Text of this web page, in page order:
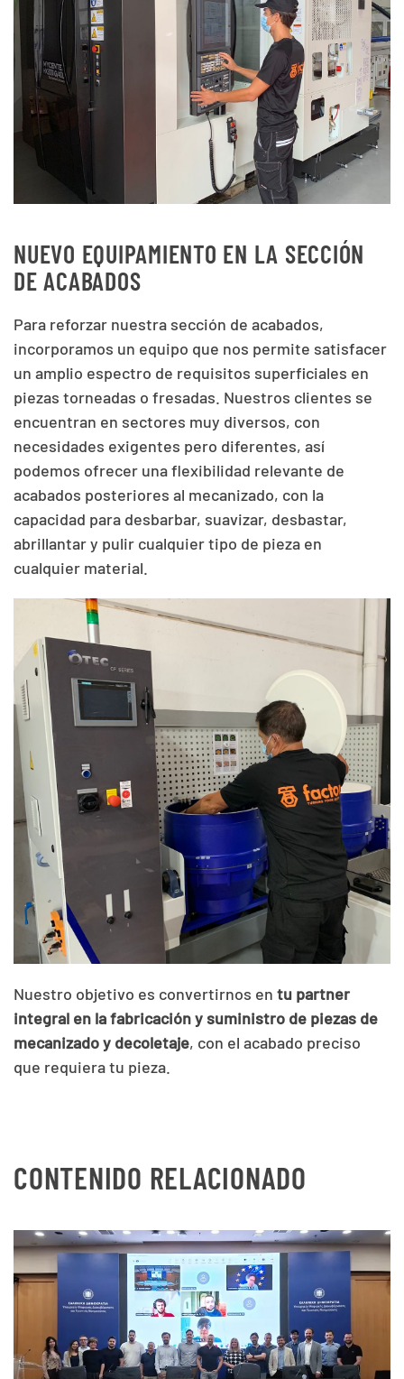
NUEVO EQUIPAMIENTO EN LA SECCIÓN
DE ACABADOS
Para reforzar nuestra sección de acabados,
incorporamos un equipo que nos permite satisfacer
un amplio espectro de requisitos superficiales en
piezas torneadas o fresadas. Nuestros clientes se
encuentran en sectores muy diversos, con
necesidades exigentes pero diferentes, así
podemos ofrecer una flexibilidad relevante de
acabados posteriores al mecanizado, con la
capacidad para desbarbar, suavizar, desbastar,
abrillantar y pulir cualquier tipo de pieza en
cualquier material.
Nuestro objetivo es convertirnos en tu partner
integral en la fabricación y suministro de piezas de
mecanizado y decoletaje, con el acabado preciso
que requiera tu pieza.
CONTENIDO RELACIONADO